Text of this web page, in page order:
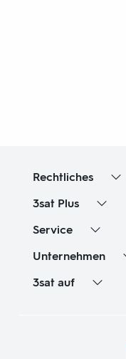
Rechtliches
3sat Plus
Service
Unternehmen
3sat auf